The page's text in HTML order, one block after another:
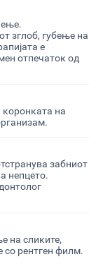
зглоб, губење на
е
отпечаток од
коронката на
забниот
непцето.
на сликите,
со рентген филм.